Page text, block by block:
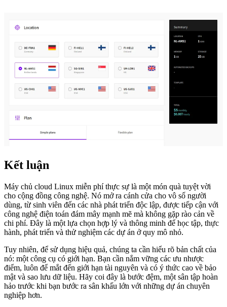
Kết luận
Máy chủ cloud Linux miễn phí thực sự là một món quà tuyệt vời
cho cộng đồng công nghệ. Nó mở ra cánh cửa cho vô số người
dùng, từ sinh viên đến các nhà phát triển độc lập, được tiếp cận với
công nghệ điện toán đám mây mạnh mẽ mà không gặp rào cản về
chi phí. Đây là một lựa chọn hợp lý và thông minh để học tập, thực
hành, phát triển và thử nghiệm các dự án ở quy mô nhỏ.
Tuy nhiên, để sử dụng hiệu quả, chúng ta cần hiểu rõ bản chất của
nó: một công cụ có giới hạn. Bạn cần nắm vững các ưu nhược
điểm, luôn để mắt đến giới hạn tài nguyên và có ý thức cao về bảo
mật và sao lưu dữ liệu. Hãy coi đây là bước đệm, một sân tập hoàn
hảo trước khi bạn bước ra sân khấu lớn với những dự án chuyên
nghiệp hơn.